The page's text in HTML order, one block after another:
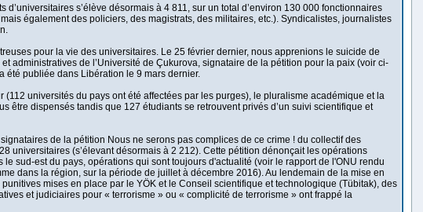
s’élève désormais à 4 811, sur un total d’environ 130 000 fonctionnaires
également des policiers, des magistrats, des militaires, etc.). Syndicalistes, journalistes
pour la vie des universitaires. Le 25 février dernier, nous apprenions le suicide de
administratives de l’Université de Çukurova, signataire de la pétition pour la paix (voir ci-
été publiée dans Libération le 9 mars dernier.
universités du pays ont été affectées par les purges), le pluralisme académique et la
être dispensés tandis que 127 étudiants se retrouvent privés d’un suivi scientifique et
de la pétition Nous ne serons pas complices de ce crime ! du collectif des
universitaires (s’élevant désormais à 2 212). Cette pétition dénonçait les opérations
sud-est du pays, opérations qui sont toujours d'actualité (voir le rapport de l'ONU rendu
dans la région, sur la période de juillet à décembre 2016). Au lendemain de la mise en
mises en place par le YÖK et le Conseil scientifique et technologique (Tübitak), des
et judiciaires pour « terrorisme » ou « complicité de terrorisme » ont frappé la